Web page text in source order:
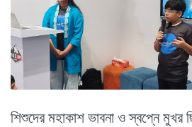
শিশুদের মহাকাশ ভাবনা ও স্বপ্নে মুখর